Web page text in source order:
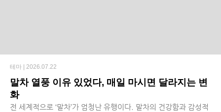
말차 열풍 이유 있었다, 매일 마시면 달라지는 변
화
전 세계적으로 ‘말차’가 엄청난 유행이다. 말차의 건강함과 감성적
테마 | 2026.07.22